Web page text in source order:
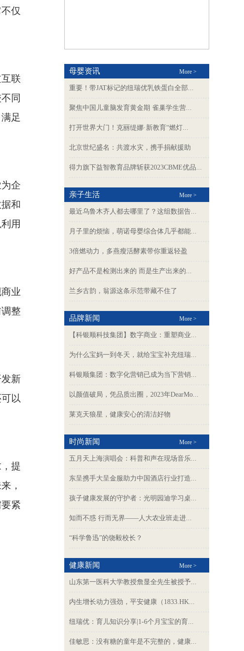
仅
联
同
足
企
和
用
业
整
新
以
提
，
紧
母婴资讯 More >
重要！带JAT标记的纽瑞优乳铁蛋白全部...
聚焦中国儿童脑发育黄金期 雀巢学生营...
打开世界大门！克丽缇娜·新教育“燃灯...
北京世纪盛名：共渡水灾，携手捐献援助
得力旗下益智教育品牌斩获2023CBME优品...
亲子生活 More >
最近乌鲁木齐人都去哪里了？这组数据告...
月子里的烦恼，萌诺母婴综合体几乎都能...
3倍燃动力，多燕瘦活酵素带你重返轻盈
好产品不是检测出来的 而是生产出来的...
兰乡古韵，翁源这条示范带藏不住了
品牌新闻 More >
【科银顺科技集团】数字商业：重塑商业...
为什么宝妈一到冬天，就给宝宝补充纽瑞...
科银顺集团：数字化营销已成为当下营销...
以颜值破局，凭品质出圈，2023年DearMo...
莱克天狼星，健康安心的清洁好物
时尚新闻 More >
五月天上海演唱会：科普和声在现场音乐...
东呈携手大呈金服助力中国酒店行业打造...
孩子健康发展的守护者：光明园迪学习桌...
知而不惑 行而无界——人大农业班走进...
“科学鲁迅”的饶毅校长？
健康新闻 More >
山东第一医科大学教授詹显全先生被授予...
内生增长动力强劲，平安健康（1833.HK...
纽瑞优：育儿知识分享|1-6个月宝宝的育...
佳敏思：没有糖的童年是不完整的，健康...